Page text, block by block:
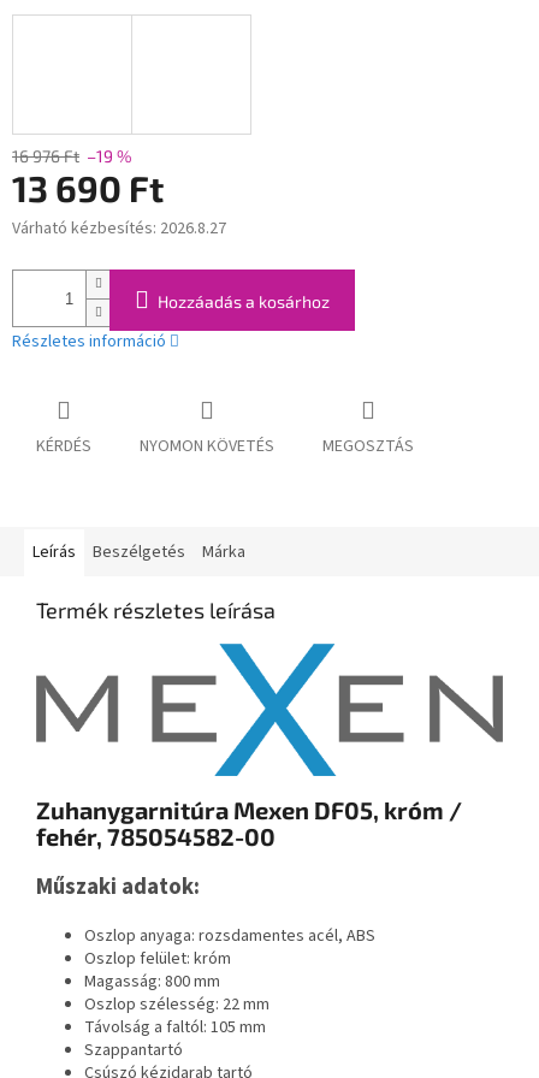
16 976 Ft –19 %
13 690 Ft
Egységár:
Várható kézbesítés: 2026.8.27
Hozzáadás a kosárhoz
Részletes információ
KÉRDÉS NYOMON KÖVETÉS MEGOSZTÁS
Leírás Beszélgetés Márka
Termék részletes leírása
Zuhanygarnitúra Mexen DF05, króm /
fehér, 785054582-00
Műszaki adatok:
Oszlop anyaga: rozsdamentes acél, ABS
Oszlop felület: króm
Magasság: 800 mm
Oszlop szélesség: 22 mm
Távolság a faltól: 105 mm
Szappantartó
Csúszó kézidarab tartó